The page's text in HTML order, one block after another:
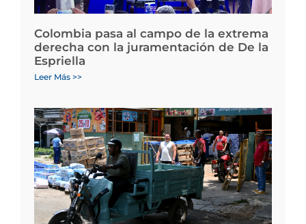
Colombia pasa al campo de la extrema
derecha con la juramentación de De la
Espriella
Leer Más >>